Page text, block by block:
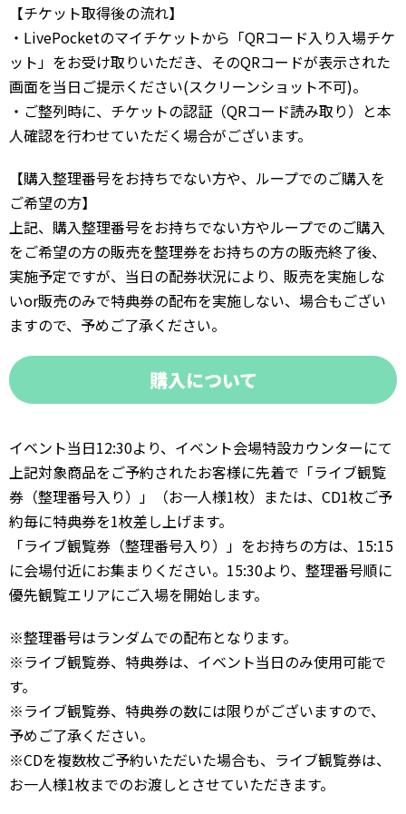
【チケット取得後の流れ】
・LivePocketのマイチケットから「QRコード入り入場チケ
ット」をお受け取りいただき、そのQRコードが表示された
画面を当日ご提示ください(スクリーンショット不可)。
・ご整列時に、チケットの認証（QRコード読み取り）と本
人確認を行わせていただく場合がございます。
【購入整理番号をお持ちでない方や、ループでのご購入を
ご希望の方】
上記、購入整理番号をお持ちでない方やループでのご購入
をご希望の方の販売を整理券をお持ちの方の販売終了後、
実施予定ですが、当日の配券状況により、販売を実施しな
いor販売のみで特典券の配布を実施しない、場合もござい
ますので、予めご了承ください。
購入について
イベント当日12:30より、イベント会場特設カウンターにて
上記対象商品をご予約されたお客様に先着で「ライブ観覧
券（整理番号入り）」（お一人様1枚）または、CD1枚ご予
約毎に特典券を1枚差し上げます。
「ライブ観覧券（整理番号入り）」をお持ちの方は、15:15
に会場付近にお集まりください。15:30より、整理番号順に
優先観覧エリアにご入場を開始します。
※整理番号はランダムでの配布となります。
※ライブ観覧券、特典券は、イベント当日のみ使用可能で
す。
※ライブ観覧券、特典券の数には限りがございますので、
予めご了承ください。
※CDを複数枚ご予約いただいた場合も、ライブ観覧券は、
お一人様1枚までのお渡しとさせていただきます。